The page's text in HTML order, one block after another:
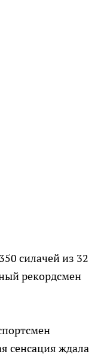
силачей из 32
рекордсмен
сенсация ждала